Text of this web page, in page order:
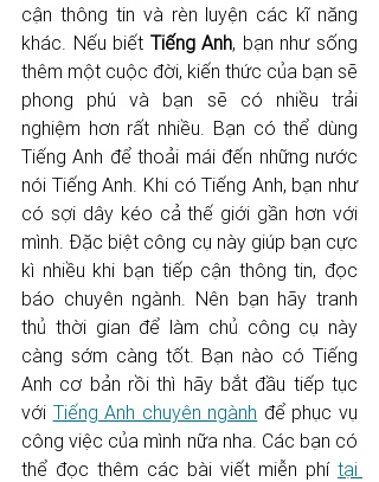
cận thông tin và rèn luyện các kĩ năng
khác. Nếu biết Tiếng Anh, bạn như sống
thêm một cuộc đời, kiến thức của bạn sẽ
phong phú và bạn sẽ có nhiều trải
nghiệm hơn rất nhiều. Bạn có thể dùng
Tiếng Anh để thoải mái đến những nước
nói Tiếng Anh. Khi có Tiếng Anh, bạn như
có sợi dây kéo cả thế giới gần hơn với
mình. Đặc biệt công cụ này giúp bạn cực
kì nhiều khi bạn tiếp cận thông tin, đọc
báo chuyên ngành. Nên bạn hãy tranh
thủ thời gian để làm chủ công cụ này
càng sớm càng tốt. Bạn nào có Tiếng
Anh cơ bản rồi thì hãy bắt đầu tiếp tục
với Tiếng Anh chuyên ngành để phục vụ
công việc của mình nữa nha. Các bạn có
thể đọc thêm các bài viết miễn phí tại